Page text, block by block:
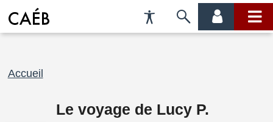
Préférences
d'accessibilité
Passer
menu
menu
Fil
Accueil
Le voyage de Lucy P.